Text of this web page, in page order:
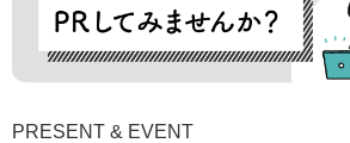
PRESENT & EVENT